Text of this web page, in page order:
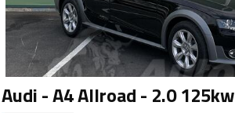
Audi - A4 Allroad - 2.0 125kw